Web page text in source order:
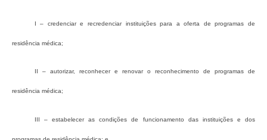
I – credenciar e recredenciar instituições para a oferta de programas de
residência médica;
residência médica;
III – estabelecer as condições de funcionamento das instituições e dos